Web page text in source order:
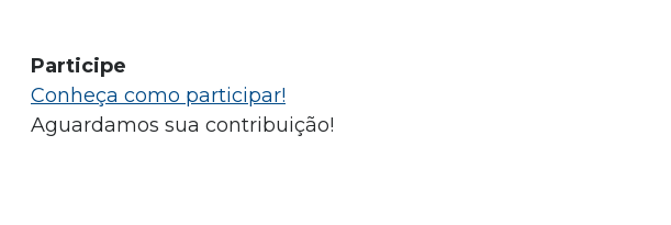
Participe
Conheça como participar!
Aguardamos sua contribuição!